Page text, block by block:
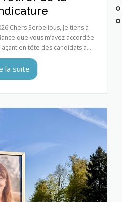
Chers Serpelious, Je tiens à
que vous m’avez accordée
en tête des candidats à...
la suite